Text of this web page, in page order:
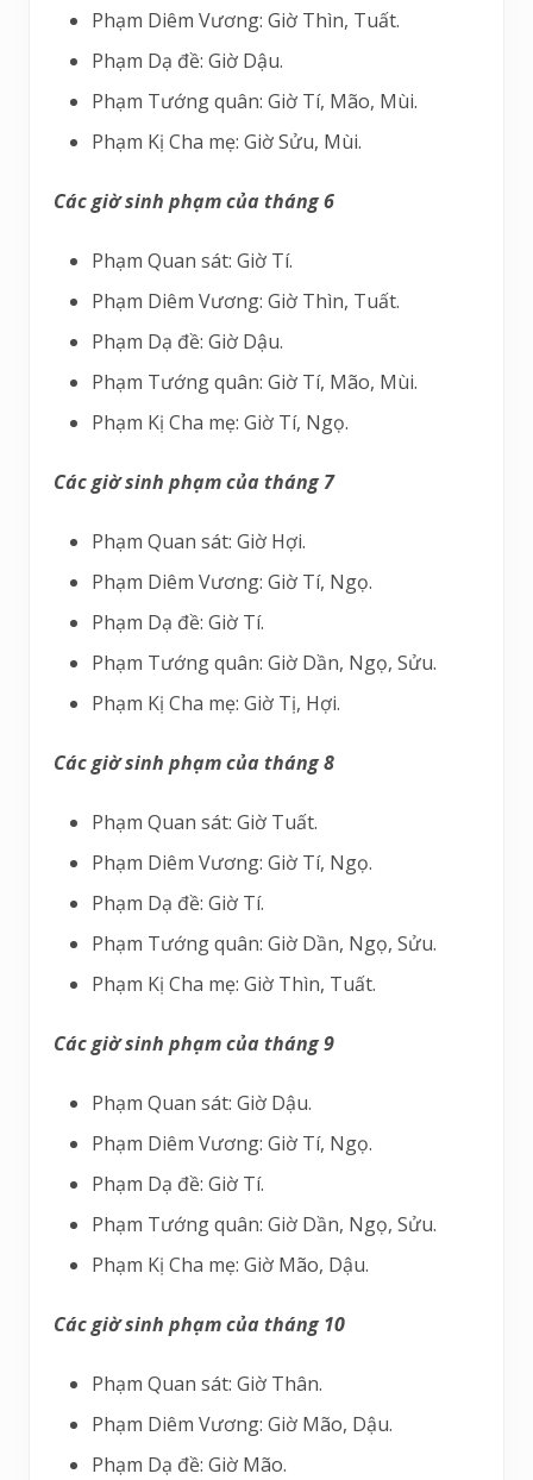
Phạm Diêm Vương: Giờ Thìn, Tuất.
Phạm Dạ đề: Giờ Dậu.
Phạm Tướng quân: Giờ Tí, Mão, Mùi.
Phạm Kị Cha mẹ: Giờ Sửu, Mùi.
Các giờ sinh phạm của tháng 6
Phạm Quan sát: Giờ Tí.
Phạm Diêm Vương: Giờ Thìn, Tuất.
Phạm Dạ đề: Giờ Dậu.
Phạm Tướng quân: Giờ Tí, Mão, Mùi.
Phạm Kị Cha mẹ: Giờ Tí, Ngọ.
Các giờ sinh phạm của tháng 7
Phạm Quan sát: Giờ Hợi.
Phạm Diêm Vương: Giờ Tí, Ngọ.
Phạm Dạ đề: Giờ Tí.
Phạm Tướng quân: Giờ Dần, Ngọ, Sửu.
Phạm Kị Cha mẹ: Giờ Tị, Hợi.
Các giờ sinh phạm của tháng 8
Phạm Quan sát: Giờ Tuất.
Phạm Diêm Vương: Giờ Tí, Ngọ.
Phạm Dạ đề: Giờ Tí.
Phạm Tướng quân: Giờ Dần, Ngọ, Sửu.
Phạm Kị Cha mẹ: Giờ Thìn, Tuất.
Các giờ sinh phạm của tháng 9
Phạm Quan sát: Giờ Dậu.
Phạm Diêm Vương: Giờ Tí, Ngọ.
Phạm Dạ đề: Giờ Tí.
Phạm Tướng quân: Giờ Dần, Ngọ, Sửu.
Phạm Kị Cha mẹ: Giờ Mão, Dậu.
Các giờ sinh phạm của tháng 10
Phạm Quan sát: Giờ Thân.
Phạm Diêm Vương: Giờ Mão, Dậu.
Phạm Dạ đề: Giờ Mão.